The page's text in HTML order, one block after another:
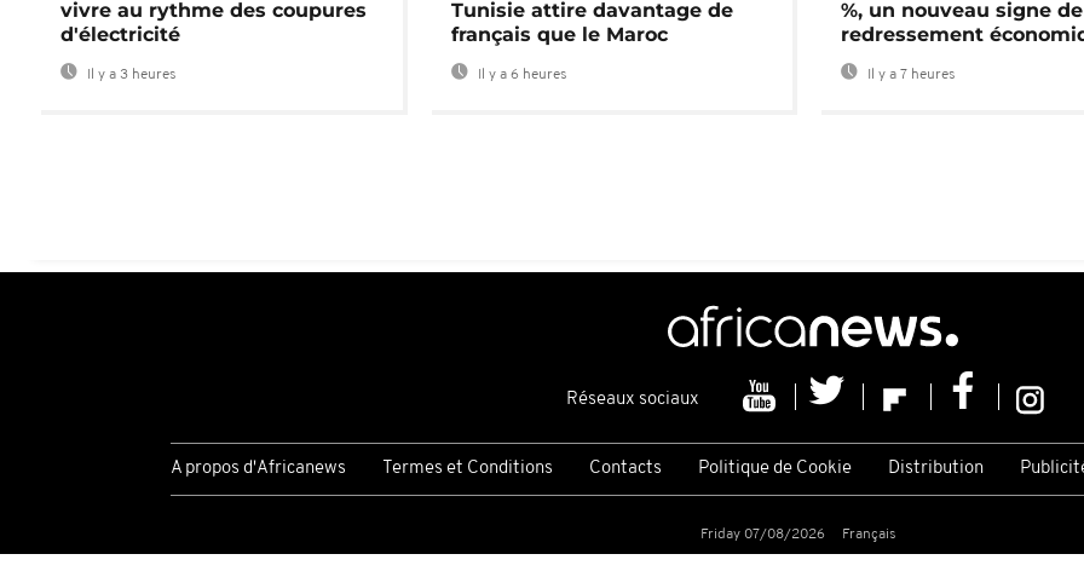
vivre au rythme des coupures
d'électricité
Il y a 3 heures
Tunisie attire davantage de
français que le Maroc
Il y a 6 heures
%, un nouveau signe de
redressement
Il y a 7 heures
Réseaux sociaux
A propos d'Africanews Termes et Conditions Contacts Politique de Cookie Distribution
Friday 07/08/2026